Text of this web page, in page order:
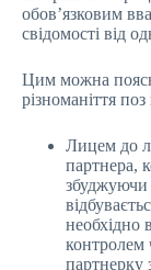
обов’язковим
свідомості від
Цим можна
різноманіття
Лицем до
партнера,
збуджуючи
необхідно
контролем
партнерку